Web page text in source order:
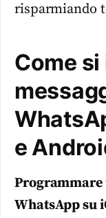
risparmiando
Come
e
Programmare
WhatsApp su